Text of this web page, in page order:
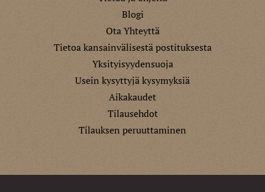
Blogi
Ota Yhteyttä
Tietoa kansainvälisestä postituksesta
Yksityisyydensuoja
Usein kysyttyjä kysymyksiä
Aikakaudet
Tilausehdot
Tilauksen peruuttaminen